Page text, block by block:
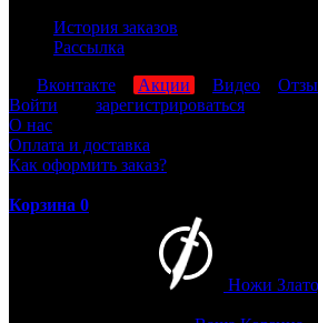
История заказов
Рассылка
Вконтакте Акции Видео
Войти
зарегистрироваться
О нас
Оплата и доставка
Как оформить заказ?
Корзина 0
Ножи